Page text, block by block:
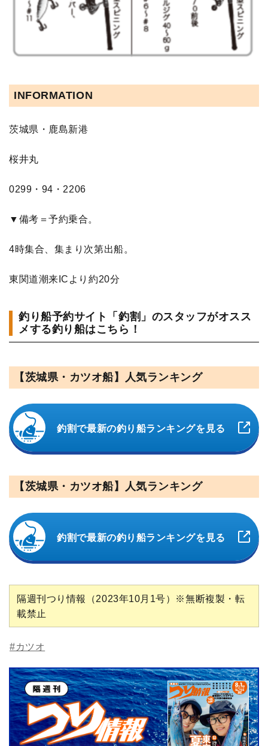
INFORMATION
茨城県・鹿島新港
桜井丸
0299・94・2206
▼備考＝予約乗合。
4時集合、集まり次第出船。
東関道潮来ICより約20分
釣り船予約サイト「釣割」のスタッフがオスス
メする釣り船はこちら！
【茨城県・カツオ船】人気ランキング
釣割で最新の釣り船ランキングを見る
【茨城県・カツオ船】人気ランキング
釣割で最新の釣り船ランキングを見る
隔週刊つり情報（2023年10月1号）※無断複製・転
載禁止
#カツオ